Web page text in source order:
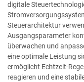
digitale
Steuerarchitektur
Ausgangsparameter
überwachen und
eine optimale Leistung
ermöglicht Echtzeit-
reagieren und eine